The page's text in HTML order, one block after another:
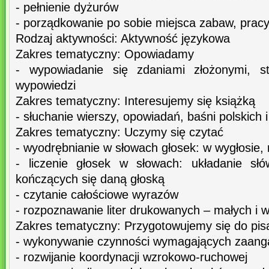
- pełnienie dyżurów
- porządkowanie po sobie miejsca zabaw,
Rodzaj aktywności: Aktywność językowa
Zakres tematyczny: Opowiadamy
- wypowiadanie się zdaniami złożonymi,
wypowiedzi
Zakres tematyczny: Interesujemy się książką
- słuchanie wierszy, opowiadań, baśni
Zakres tematyczny: Uczymy się czytać
- wyodrębnianie w słowach głosek: w wygłosie,
- liczenie głosek w słowach: układanie
kończących się daną głoską
- czytanie całościowe wyrazów
- rozpoznawanie liter drukowanych – małych i
Zakres tematyczny: Przygotowujemy się do
- wykonywanie czynności wymagających
- rozwijanie koordynacji wzrokowo-ruchowej